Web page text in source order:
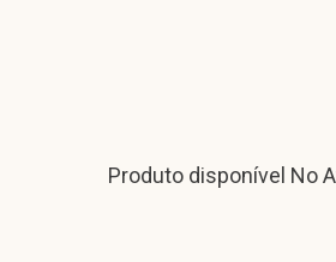
Produto disponível No